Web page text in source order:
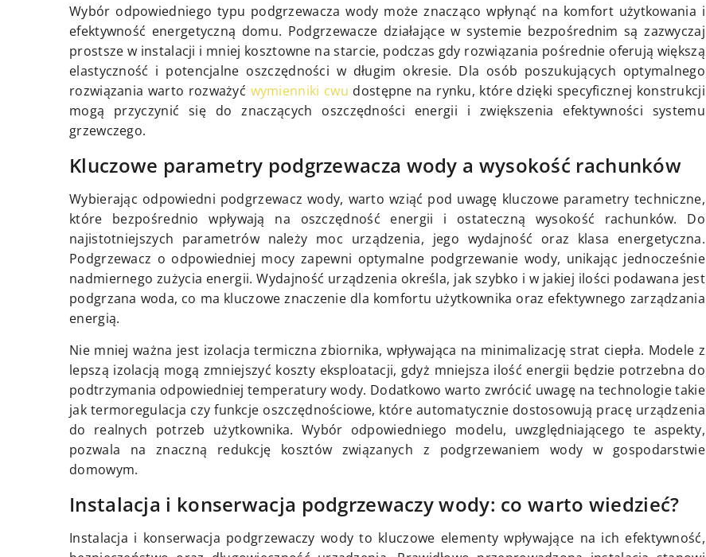
Wybór odpowiedniego typu podgrzewacza wody może znacząco wpłynąć na komfort użytkowania i
efektywność energetyczną domu. Podgrzewacze działające w systemie bezpośrednim są zazwyczaj
prostsze w instalacji i mniej kosztowne na starcie, podczas gdy rozwiązania pośrednie oferują większą
elastyczność i potencjalne oszczędności w długim okresie. Dla osób poszukujących optymalnego
rozwiązania warto rozważyć wymienniki cwu dostępne na rynku, które dzięki specyficznej konstrukcji
mogą przyczynić się do znaczących oszczędności energii i zwiększenia efektywności systemu
grzewczego.
Kluczowe parametry podgrzewacza wody a wysokość rachunków
Wybierając odpowiedni podgrzewacz wody, warto wziąć pod uwagę kluczowe parametry techniczne,
które bezpośrednio wpływają na oszczędność energii i ostateczną wysokość rachunków. Do
najistotniejszych parametrów należy moc urządzenia, jego wydajność oraz klasa energetyczna.
Podgrzewacz o odpowiedniej mocy zapewni optymalne podgrzewanie wody, unikając jednocześnie
nadmiernego zużycia energii. Wydajność urządzenia określa, jak szybko i w jakiej ilości podawana jest
podgrzana woda, co ma kluczowe znaczenie dla komfortu użytkownika oraz efektywnego zarządzania
energią.
Nie mniej ważna jest izolacja termiczna zbiornika, wpływająca na minimalizację strat ciepła. Modele z
lepszą izolacją mogą zmniejszyć koszty eksploatacji, gdyż mniejsza ilość energii będzie potrzebna do
podtrzymania odpowiedniej temperatury wody. Dodatkowo warto zwrócić uwagę na technologie takie
jak termoregulacja czy funkcje oszczędnościowe, które automatycznie dostosowują pracę urządzenia
do realnych potrzeb użytkownika. Wybór odpowiedniego modelu, uwzględniającego te aspekty,
pozwala na znaczną redukcję kosztów związanych z podgrzewaniem wody w gospodarstwie
domowym.
Instalacja i konserwacja podgrzewaczy wody: co warto wiedzieć?
Instalacja i konserwacja podgrzewaczy wody to kluczowe elementy wpływające na ich efektywność,